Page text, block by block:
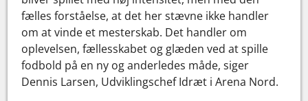
fælles forståelse, at det her stævne ikke handler
om at vinde et mesterskab. Det handler om
oplevelsen, fællesskabet og glæden ved at spille
fodbold på en ny og anderledes måde, siger
Dennis Larsen, Udviklingschef Idræt i Arena Nord.